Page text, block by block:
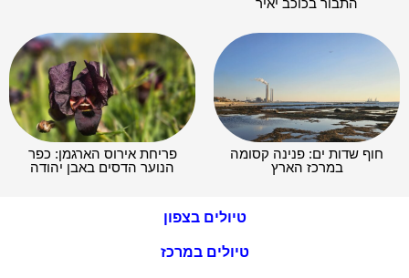
התבור בכוכב יאיר
חוף שדות ים: פנינה קסומה
במרכז הארץ
פריחת אירוס הארגמן: כפר
הנוער הדסים באבן יהודה
טיולים בצפון
טיולים במרכז